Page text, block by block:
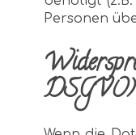
Personen
DSGVO)